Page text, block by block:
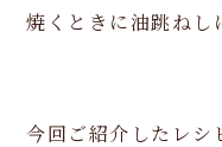
焼くときに油跳ねし
今回ご紹介したレシ